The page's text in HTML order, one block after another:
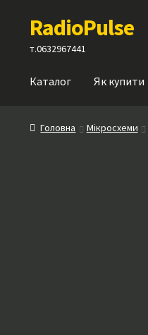
до
навігації
до
вмісту
RadioPulse
т.0632967441
Каталог Як купити
Головна Мікросхеми